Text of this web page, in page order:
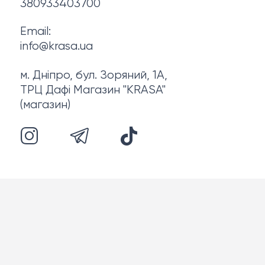
380933403700
Email:
info@krasa.ua
м. Дніпро, бул. Зоряний, 1А,
ТРЦ Дафі Магазин "KRASA"
(магазин)